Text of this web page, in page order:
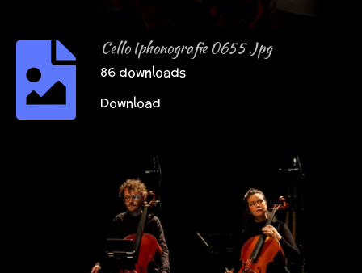
Cello Iphonografie 0655 Jpg
86 downloads
Download